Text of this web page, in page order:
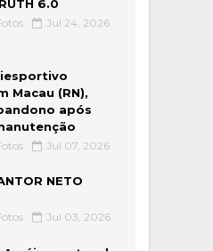
6.0
Jul 24, 2026
Macau (RN),
após
Jul 07, 2026
NETO
Jul 03, 2026